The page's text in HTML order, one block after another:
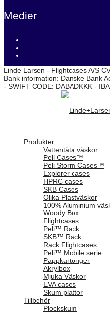
Medier
Linde Larsen - Flightcases A/S
Bank information: Danske Bank
- SWIFT CODE: DABADKKK -
Produkter
Vattentäta väskor
Peli Cases™
Peli Storm Cases™
Explorer cases
HPRC cases
SKB Cases
Olika Plastväskor
100% Aluminium
Woody Box
Flightcases
Peli™ Rack
SKB™ Rack
Rack Flightcases
Peli™ Mobile serie
Pappkartonger
Akrylbox
Mjuka Väskor
EVA cases
Skum plattor
Tillbehör
Plockskum